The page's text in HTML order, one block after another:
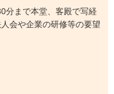
分まで本堂、客殿で写経
会や企業の研修等の要望